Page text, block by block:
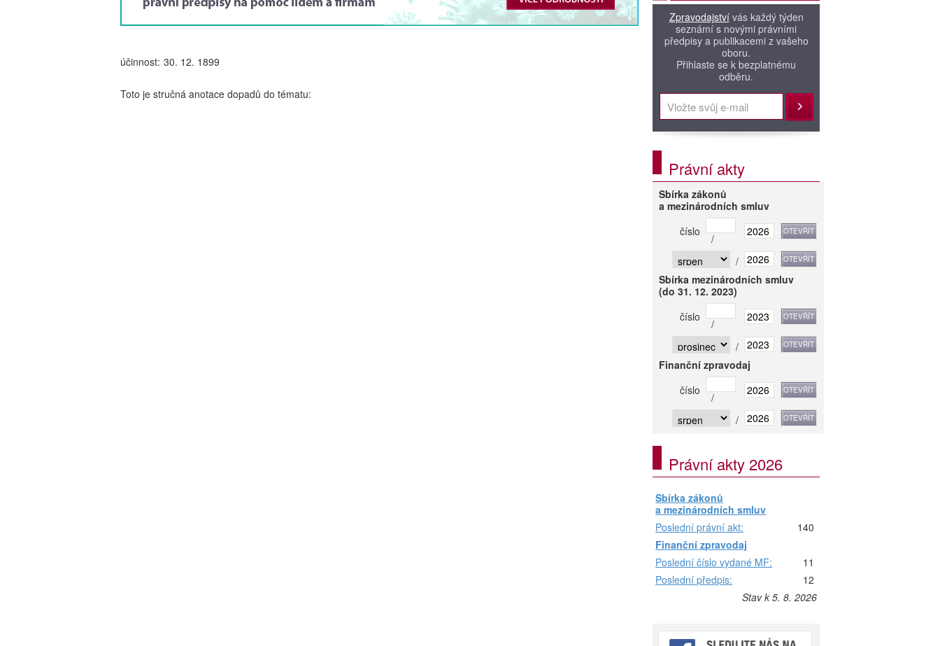
účinnost: 30. 12. 1899
Toto je stručná anotace dopadů do tématu:
Zpravodajstvívás každý týden
seznámí s novými právními
předpisy a publikacemi z vašeho
oboru.
Přihlaste se k bezplatnému
odběru.
Přihlásit
Právní akty
Sbírka zákonů
a mezinárodních smluv
číslo
/
/
Sbírka mezinárodních smluv
(do 31. 12. 2023)
číslo
/
/
Finanční zpravodaj
číslo
/
/
Právní akty 2026
Sbírka zákonů
a mezinárodních smluv
Poslední právní akt:
140
Finanční zpravodaj
Poslední číslo vydané MF:
11
Poslední předpis:
12
Stav k 5. 8. 2026